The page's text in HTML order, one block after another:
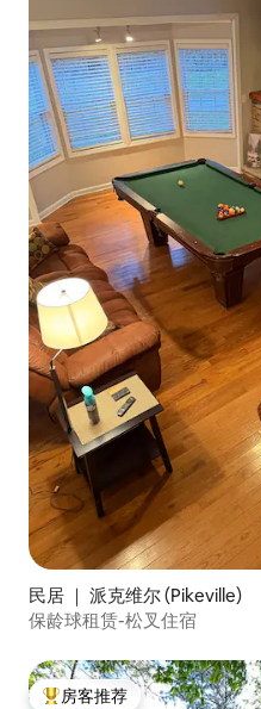
民居 ｜ 派克维尔 (Pikeville)
保龄球租赁-松叉住宿
房客推荐